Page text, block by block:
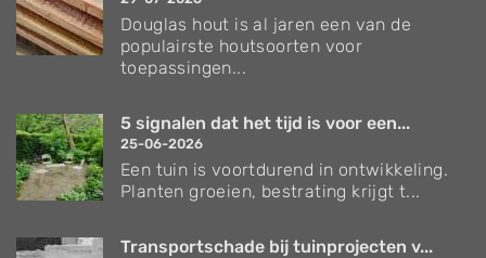
Douglas hout is al jaren een van de
populairste houtsoorten voor
toepassingen...
5 signalen dat het tijd is voor een...
25-06-2026
Een tuin is voortdurend in ontwikkeling.
Planten groeien, bestrating krijgt t...
Transportschade bij tuinprojecten v...